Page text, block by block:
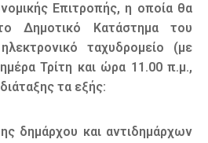
Επιτροπής, η οποία θα
Δημοτικό Κατάστημα του
ταχυδρομείο (με
Τρίτη και ώρα 11.00 π.μ.,
τα εξής:
δημάρχου και αντιδημάρχων